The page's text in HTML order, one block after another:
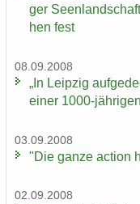
ger
hen fest
08.09.2008
„In Leip­zig
einer 1000-​
03.09.2008
"Die ganze ac­tion
02.09.2008